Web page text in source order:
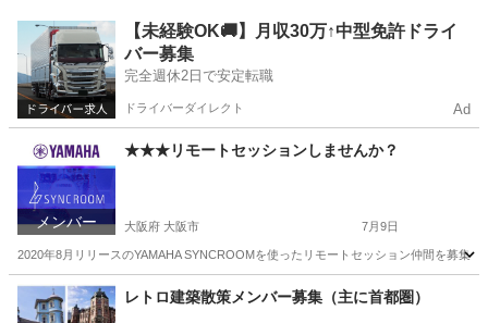
福井 福井市 その他 パーカッション
【未経験OK🚚】月収30万↑中型免許ドライ
バー募集
完全週休2日で安定転職
ドライバーダイレクト Ad
メンバー
★★★リモートセッションしませんか？
大阪府 大阪市 7月9日
2020年8月リリースのYAMAHA SYNCROOMを使ったリモートセッション仲間を募
大阪 大阪市 バンドメンバー リモート
レトロ建築散策メンバー募集（主に首都圏）